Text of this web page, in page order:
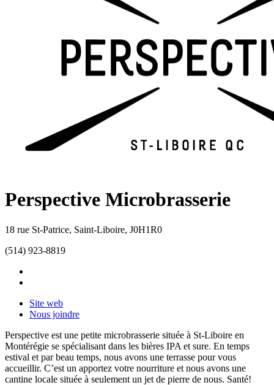
Perspective Microbrasserie
18 rue St-Patrice, Saint-Liboire, J0H1R0
(514) 923-8819
Site web
Nous joindre
Perspective est une petite microbrasserie située à St-Liboire en
Montérégie se spécialisant dans les bières IPA et sure. En temps
estival et par beau temps, nous avons une terrasse pour vous
accueillir. C’est un apportez votre nourriture et nous avons une
cantine locale située à seulement un jet de pierre de nous. Santé!